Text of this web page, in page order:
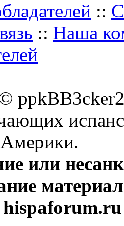
::
:: Наша
или